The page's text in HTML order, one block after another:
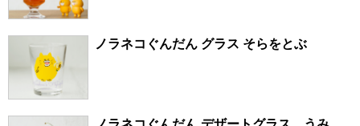
ノラネコぐんだん グラス そらをとぶ